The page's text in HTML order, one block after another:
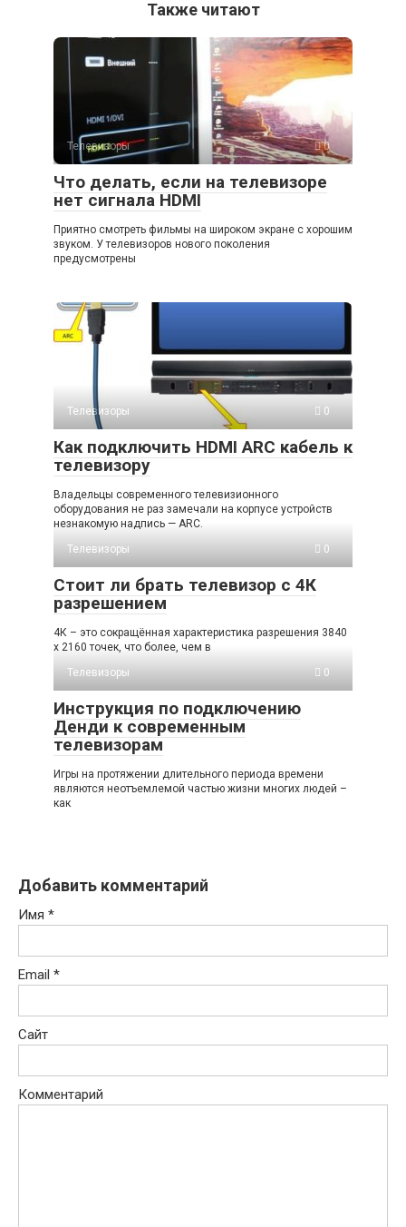
Также читают
Телевизоры 0
Что делать, если на телевизоре
нет сигнала HDMI
Приятно смотреть фильмы на широком экране с хорошим
звуком. У телевизоров нового поколения
предусмотрены
Телевизоры 0
Как подключить HDMI ARC кабель к
телевизору
Владельцы современного телевизионного
оборудования не раз замечали на корпусе устройств
незнакомую надпись — ARC.
Телевизоры
0
Стоит ли брать телевизор с 4К
разрешением
4К – это сокращённая характеристика разрешения 3840
х 2160 точек, что более, чем в
Телевизоры
0
Инструкция по подключению
Денди к современным
телевизорам
Игры на протяжении длительного периода времени
являются неотъемлемой частью жизни многих людей –
как
Добавить комментарий
Имя *
Email *
Сайт
Комментарий